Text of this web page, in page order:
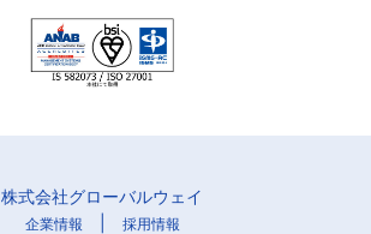
株式会社グローバルウェイ
企業情報 採用情報